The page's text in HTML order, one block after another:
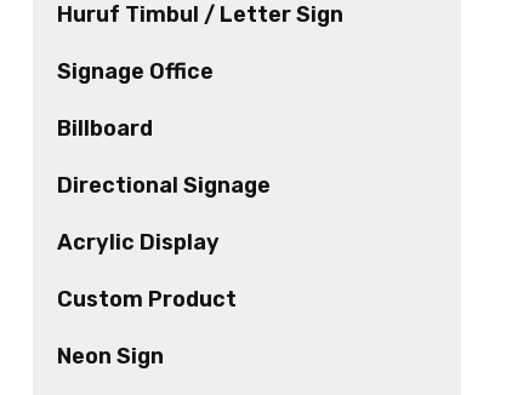
Huruf Timbul / Letter Sign
Signage Office
Billboard
Directional Signage
Acrylic Display
Custom Product
Neon Sign